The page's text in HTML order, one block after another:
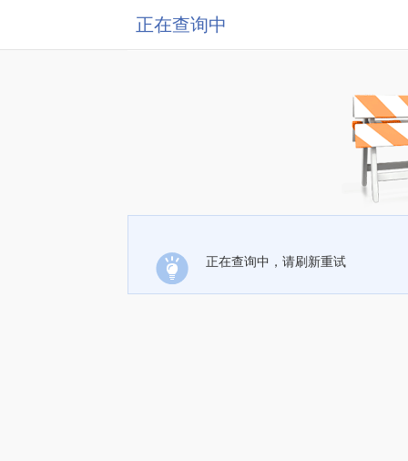
正在查询中
正在查询中，请刷新重试